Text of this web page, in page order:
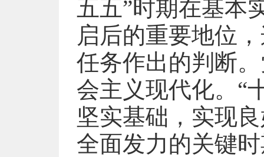
五五”时期在基本
启后的重要地位
任务作出的判断
会主义现代化。“
坚实基础，实现
全面发力的关键